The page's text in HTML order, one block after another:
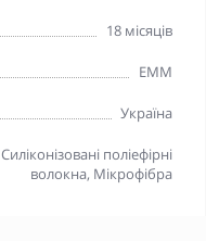
18 місяців
EMM
Україна
Силіконізовані поліефірні
волокна, Мікрофібра